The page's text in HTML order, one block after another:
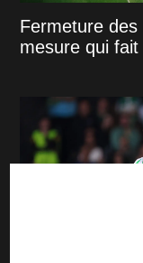
Fermeture des
mesure qui